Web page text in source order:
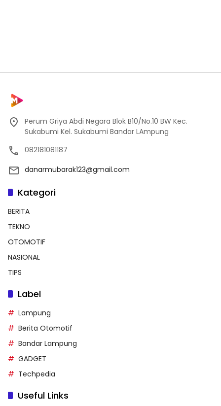
Perum Griya Abdi Negara Blok B10/No.10 BW Kec.
Sukabumi Kel. Sukabumi Bandar LAmpung
082181081187
danarmubarak123@gmail.com
Kategori
BERITA
TEKNO
OTOMOTIF
NASIONAL
TIPS
Label
Lampung
Berita Otomotif
Bandar Lampung
GADGET
Techpedia
Useful Links